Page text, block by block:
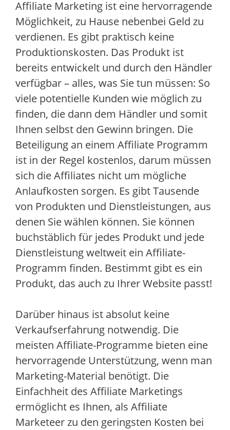
Affiliate Marketing ist eine hervorragende
Möglichkeit, zu Hause nebenbei Geld zu
verdienen. Es gibt praktisch keine
Produktionskosten. Das Produkt ist
bereits entwickelt und durch den Händler
verfügbar – alles, was Sie tun müssen: So
viele potentielle Kunden wie möglich zu
finden, die dann dem Händler und somit
Ihnen selbst den Gewinn bringen. Die
Beteiligung an einem Affiliate Programm
ist in der Regel kostenlos, darum müssen
sich die Affiliates nicht um mögliche
Anlaufkosten sorgen. Es gibt Tausende
von Produkten und Dienstleistungen, aus
denen Sie wählen können. Sie können
buchstäblich für jedes Produkt und jede
Dienstleistung weltweit ein Affiliate-
Programm finden. Bestimmt gibt es ein
Produkt, das auch zu Ihrer Website passt!
Darüber hinaus ist absolut keine
Verkaufserfahrung notwendig. Die
meisten Affiliate-Programme bieten eine
hervorragende Unterstützung, wenn man
Marketing-Material benötigt. Die
Einfachheit des Affiliate Marketings
ermöglicht es Ihnen, als Affiliate
Marketeer zu den geringsten Kosten bei